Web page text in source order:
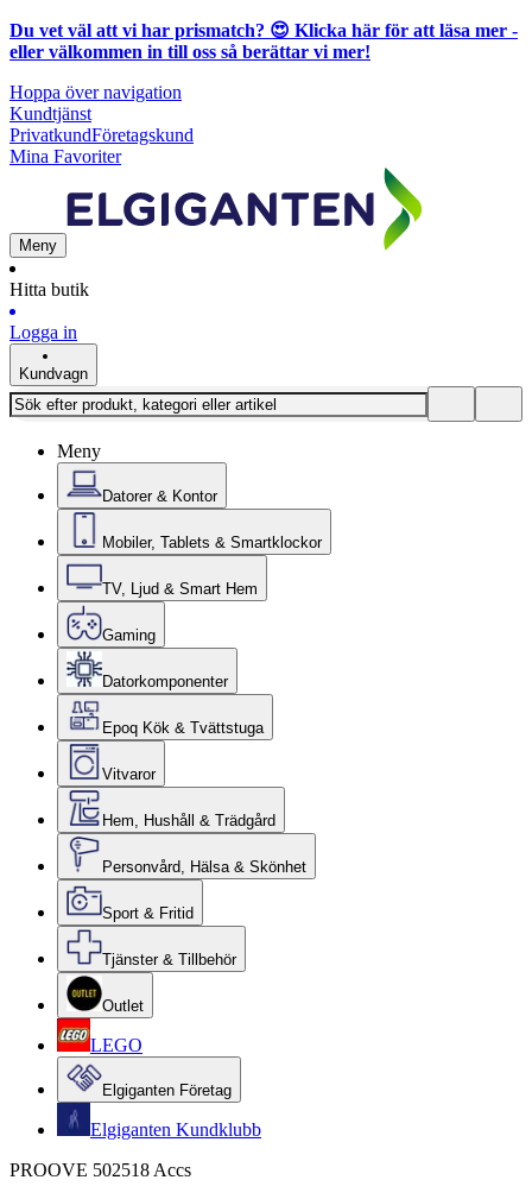
Du vet väl att vi har prismatch? 😍 Klicka här för att läsa mer -
eller välkommen in till oss så berättar vi mer!
Hoppa över navigation
Kundtjänst
PrivatkundFöretagskund
Mina Favoriter
Meny
Hitta butik
Logga in
Kundvagn
Meny
Datorer & Kontor
Mobiler, Tablets & Smartklockor
TV, Ljud & Smart Hem
Gaming
Datorkomponenter
Epoq Kök & Tvättstuga
Vitvaror
Hem, Hushåll & Trädgård
Personvård, Hälsa & Skönhet
Sport & Fritid
Tjänster & Tillbehör
Outlet
LEGO
Elgiganten Företag
Elgiganten Kundklubb
PROOVE 502518 Accs